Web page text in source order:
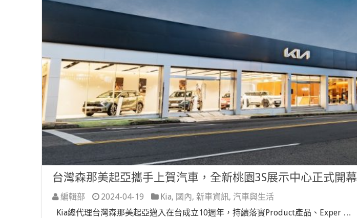
台灣森那美起亞攜手上賀汽車，全新桃園3S展示中心正式開幕
編輯部 2024-04-19 Kia, 國內, 新車資訊, 汽車與生活
Kia總代理台灣森那美起亞邁入在台成立10週年，持續落實Product產品、Exper …